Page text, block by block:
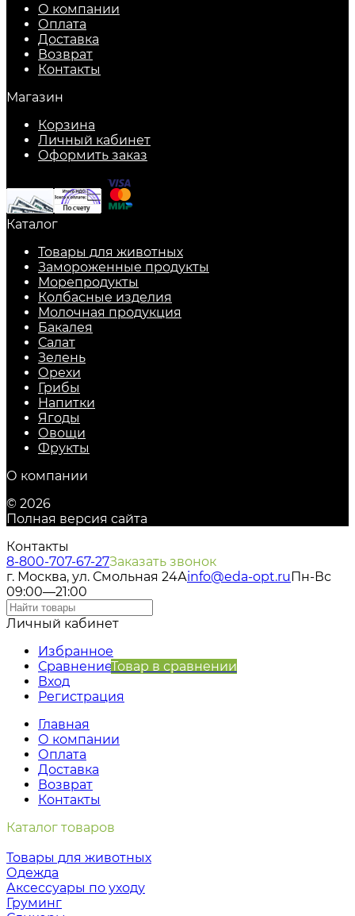
О компании
Оплата
Доставка
Возврат
Контакты
Магазин
Корзина
Личный кабинет
Оформить заказ
Каталог
Товары для животных
Замороженные продукты
Морепродукты
Колбасные изделия
Молочная продукция
Бакалея
Салат
Зелень
Орехи
Грибы
Напитки
Ягоды
Овощи
Фрукты
О компании
© 2026
Полная версия сайта
Контакты
8-800-707-67-27Заказать звонок
г. Москва, ул. Смольная 24Аinfo@eda-opt.ruПн-Вс
09:00—21:00
Личный кабинет
Избранное
СравнениеТовар в сравнении
Вход
Регистрация
Главная
О компании
Оплата
Доставка
Возврат
Контакты
Каталог товаров
Товары для животных
Одежда
Аксессуары по уходу
Груминг